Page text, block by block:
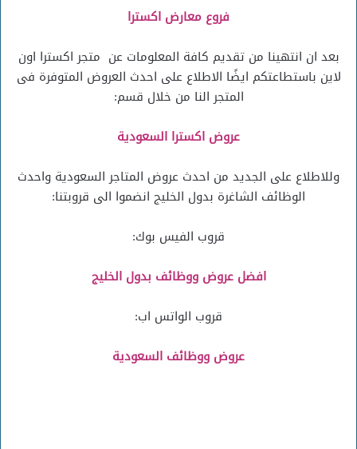
فروع معارض اكسترا
بعد ان انتهينا من تقديم كافة المعلومات عن متجر اكسترا اون
لاين باستطاعتكم ايضًا الاطلاع على احدث العروض المتوفرة فى
المتجر النا من خلال قسم:
عروض اكسترا السعودية
وللاطلاع على الجديد من احدث عروض المتاجر السعودية واحدث
الوظائف الشاغرة بدول الخليج انضموا الى قروبتنا:
قروب الفيس بوك:
افضل عروض ووظائف بدول الخليج
قروب الواتس اب:
عروض ووظائف السعودية